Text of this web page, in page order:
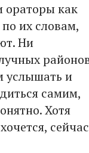
ораторы как
их словам,
Ни
услышать и
самим,
Хотя
сейчас